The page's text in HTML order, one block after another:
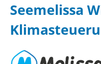
Seemelissa